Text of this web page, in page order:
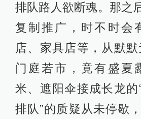
排队路人欲断魂。那之
复制推广，时不时会
店、家具店等，从默
门庭若市，竟有盛夏
米、遮阳伞接成长龙
排队”的质疑从未停歇